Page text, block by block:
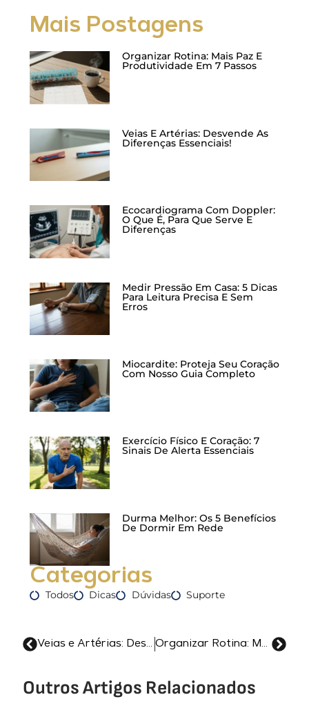
Mais Postagens
Organizar Rotina: Mais Paz E
Produtividade Em 7 Passos
Veias E Artérias: Desvende As
Diferenças Essenciais!
Ecocardiograma Com Doppler:
O Que É, Para Que Serve E
Diferenças
Medir Pressão Em Casa: 5 Dicas
Para Leitura Precisa E Sem
Erros
Miocardite: Proteja Seu Coração
Com Nosso Guia Completo
Exercício Físico E Coração: 7
Sinais De Alerta Essenciais
Durma Melhor: Os 5 Benefícios
De Dormir Em Rede
Categorias
Todos Dicas Dúvidas Suporte
Veias e Artérias: Desvende as Diferenças Essenciais! Organizar Rotina: Mais Paz e Produtividade em 7 Passos
Outros Artigos Relacionados